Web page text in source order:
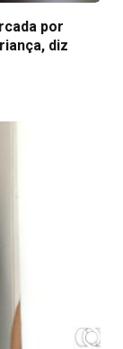
por
diz